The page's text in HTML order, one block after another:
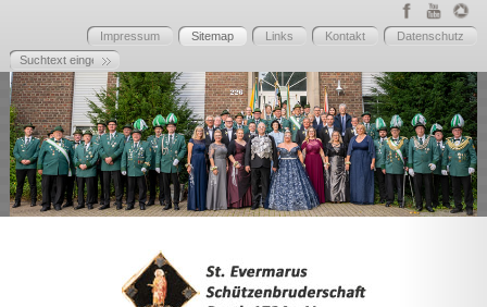
Impressum Sitemap Links Kontakt Datenschutz